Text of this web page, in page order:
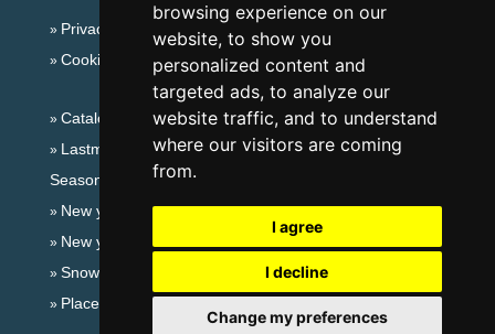
browsing experience on our
website, to show you
personalized content and
targeted ads, to analyze our
website traffic, and to understand
where our visitors are coming
from.
I agree
I decline
Change my preferences
Privacy policy
Cookies
Catalog of accommodation
Lastminute Giant mountains
Seasonal links:
New year's eve Giant mountains
New year's eve in mountains 2025/26
Snow forecast
Places for bathing